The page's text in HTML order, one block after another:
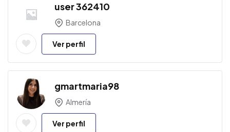
user 362410
Barcelona
Ver perfil
gmartmaria98
Almería
Ver perfil